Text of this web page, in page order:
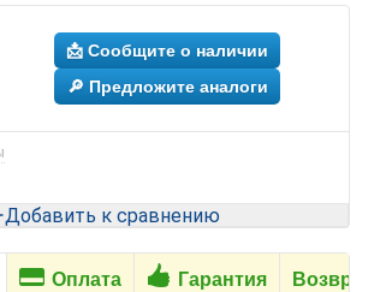
📩 Сообщите о наличии
🔎 Предложите аналоги
Добавить к сравнению
Оплата Гарантия Возврат